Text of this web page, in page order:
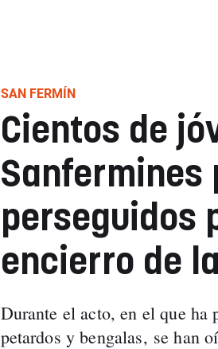
SAN FERMÍN
Cientos de
Sanfermines
perseguidos
encierro de
Durante el acto, en el que ha
petardos y bengalas, se han